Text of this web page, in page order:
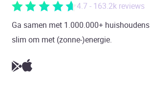
4.7 - 163.2k reviews
Ga samen met 1.000.000+ huishoudens
slim om met (zonne-)energie.